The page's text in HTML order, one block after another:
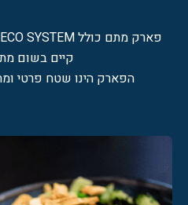
קיים בשום
הפארק הינו שטח פרטי